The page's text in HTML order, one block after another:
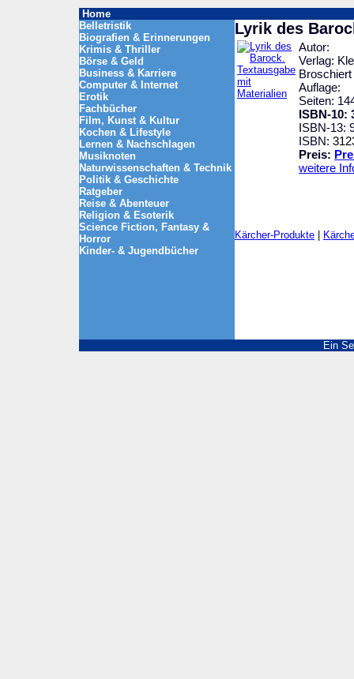
Home
Belletristik
Biografien & Erinnerungen
Krimis & Thriller
Börse & Geld
Business & Karriere
Computer & Internet
Erotik
Fachbücher
Film, Kunst & Kultur
Kochen & Lifestyle
Lernen & Nachschlagen
Musiknoten
Naturwissenschaften & Technik
Politik & Geschichte
Ratgeber
Reise & Abenteuer
Religion & Esoterik
Science Fiction, Fantasy &
Horror
Kinder- & Jugendbücher
Lyrik des
Autor:
Verlag:
Broschiert
Auflage:
Seiten:
ISBN-10:
ISBN-13:
ISBN:
Preis:
weitere
Kärcher-Produkte
Ein